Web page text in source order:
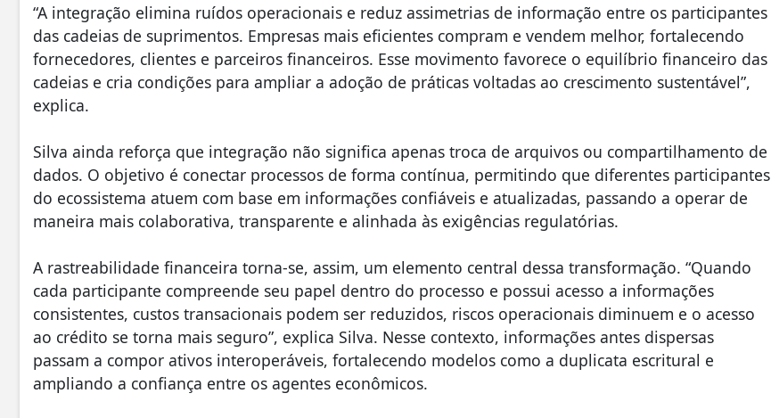
“A integração elimina ruídos operacionais e reduz assimetrias de informação entre os participantes
das cadeias de suprimentos. Empresas mais eficientes compram e vendem melhor, fortalecendo
fornecedores, clientes e parceiros financeiros. Esse movimento favorece o equilíbrio financeiro das
cadeias e cria condições para ampliar a adoção de práticas voltadas ao crescimento sustentável”,
explica.
Silva ainda reforça que integração não significa apenas troca de arquivos ou compartilhamento de
dados. O objetivo é conectar processos de forma contínua, permitindo que diferentes participantes
do ecossistema atuem com base em informações confiáveis e atualizadas, passando a operar de
maneira mais colaborativa, transparente e alinhada às exigências regulatórias.
A rastreabilidade financeira torna-se, assim, um elemento central dessa transformação. “Quando
cada participante compreende seu papel dentro do processo e possui acesso a informações
consistentes, custos transacionais podem ser reduzidos, riscos operacionais diminuem e o acesso
ao crédito se torna mais seguro”, explica Silva. Nesse contexto, informações antes dispersas
passam a compor ativos interoperáveis, fortalecendo modelos como a duplicata escritural e
ampliando a confiança entre os agentes econômicos.